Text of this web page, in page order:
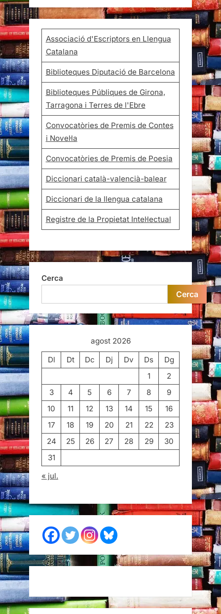
Associació d'Escriptors en Llengua
Catalana
Biblioteques Diputació de Barcelona
Biblioteques Públiques de Girona,
Tarragona i Terres de l'Ebre
Convocatòries de Premis de Contes
i Novel·la
Convocatòries de Premis de Poesia
Diccionari català-valencià-balear
Diccionari de la llengua catalana
Registre de la Propietat Intel·lectual
Cerca
Cerca
agost 2026
Dl
Dt Dc Dj Dv Ds
Dg
1
2
3
4 5 6 7 8
9
10
11 12 13 14 15
16
17
18 19 20 21 22
23
24
25 26 27 28 29
30
31
« jul.